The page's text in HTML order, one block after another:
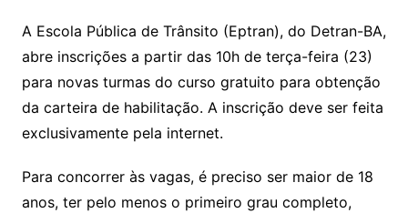
A Escola Pública de Trânsito (Eptran), do Detran-BA,
abre inscrições a partir das 10h de terça-feira (23)
para novas turmas do curso gratuito para obtenção
da carteira de habilitação. A inscrição deve ser feita
exclusivamente pela internet.
Para concorrer às vagas, é preciso ser maior de 18
anos, ter pelo menos o primeiro grau completo,